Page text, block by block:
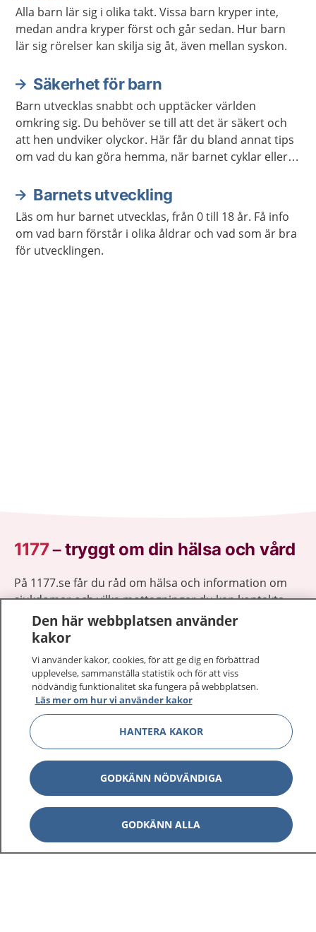
Alla barn lär sig i olika takt. Vissa barn kryper inte,
medan andra kryper först och går sedan. Hur barn
lär sig rörelser kan skilja sig åt, även mellan syskon.
Säkerhet för barn
Barn utvecklas snabbt och upptäcker världen
omkring sig. Du behöver se till att det är säkert och
att hen undviker olyckor. Här får du bland annat tips
om vad du kan göra hemma, när barnet cyklar eller
Barnets utveckling
Läs om hur barnet utvecklas, från 0 till 18 år. Få info
om vad barn förstår i olika åldrar och vad som är bra
för utvecklingen.
1177–tryggt om din hälsa och vård
På 1177.se får du råd om hälsa och information om
sjukdomar och vilka mottagningar du kan kontakta.
Logga in för att läsa din journal och göra dina
vårdärenden. Ring telefonnummer 1177 för
1177 ger dig råd när du vill må bättre.
1177 på flera språk
Om 1177 Visa
Kontakt Visa
Den här webbplatsen använder
kakor
Vi använder kakor, cookies, för att ge dig en förbättrad
upplevelse, sammanställa statistik och för att viss
nödvändig funktionalitet ska fungera på webbplatsen.
Läs mer om hur vi använder kakor
HANTERA KAKOR
GODKÄNN NÖDVÄNDIGA
GODKÄNN ALLA